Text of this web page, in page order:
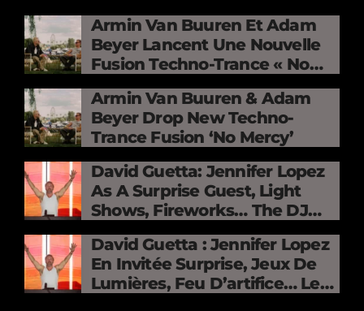
Armin Van Buuren Et Adam
Beyer Lancent Une Nouvelle
Fusion Techno-Trance « No
Armin Van Buuren & Adam
Beyer Drop New Techno-
Trance Fusion ‘No Mercy’
David Guetta: Jennifer Lopez
As A Surprise Guest, Light
Shows, Fireworks… The DJ
France
David Guetta : Jennifer Lopez
En Invitée Surprise, Jeux De
Lumières, Feu D’artifice… Le